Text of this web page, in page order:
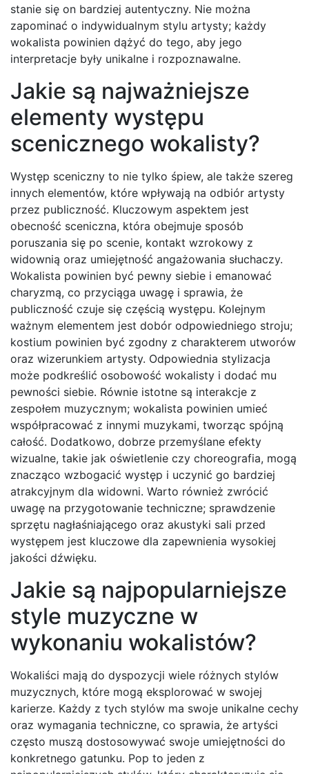
stanie się on bardziej autentyczny. Nie można
zapominać o indywidualnym stylu artysty; każdy
wokalista powinien dążyć do tego, aby jego
interpretacje były unikalne i rozpoznawalne.
Jakie są najważniejsze
elementy występu
scenicznego wokalisty?
Występ sceniczny to nie tylko śpiew, ale także szereg
innych elementów, które wpływają na odbiór artysty
przez publiczność. Kluczowym aspektem jest
obecność sceniczna, która obejmuje sposób
poruszania się po scenie, kontakt wzrokowy z
widownią oraz umiejętność angażowania słuchaczy.
Wokalista powinien być pewny siebie i emanować
charyzmą, co przyciąga uwagę i sprawia, że
publiczność czuje się częścią występu. Kolejnym
ważnym elementem jest dobór odpowiedniego stroju;
kostium powinien być zgodny z charakterem utworów
oraz wizerunkiem artysty. Odpowiednia stylizacja
może podkreślić osobowość wokalisty i dodać mu
pewności siebie. Równie istotne są interakcje z
zespołem muzycznym; wokalista powinien umieć
współpracować z innymi muzykami, tworząc spójną
całość. Dodatkowo, dobrze przemyślane efekty
wizualne, takie jak oświetlenie czy choreografia, mogą
znacząco wzbogacić występ i uczynić go bardziej
atrakcyjnym dla widowni. Warto również zwrócić
uwagę na przygotowanie techniczne; sprawdzenie
sprzętu nagłaśniającego oraz akustyki sali przed
występem jest kluczowe dla zapewnienia wysokiej
jakości dźwięku.
Jakie są najpopularniejsze
style muzyczne w
wykonaniu wokalistów?
Wokaliści mają do dyspozycji wiele różnych stylów
muzycznych, które mogą eksplorować w swojej
karierze. Każdy z tych stylów ma swoje unikalne cechy
oraz wymagania techniczne, co sprawia, że artyści
często muszą dostosowywać swoje umiejętności do
konkretnego gatunku. Pop to jeden z